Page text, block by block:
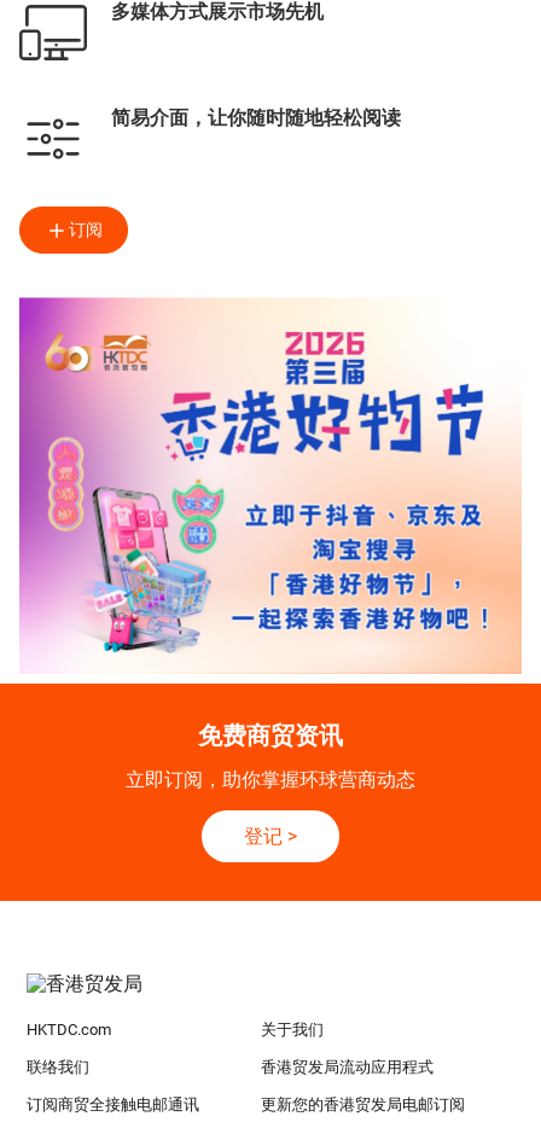
多媒体方式展示市场先机
简易介面，让你随时随地轻松阅读
订阅
免费商贸资讯
立即订阅，助你掌握环球营商动态
登记 >
HKTDC.com 关于我们
联络我们 香港贸发局流动应用程式
订阅商贸全接触电邮通讯 更新您的香港贸发局电邮订阅